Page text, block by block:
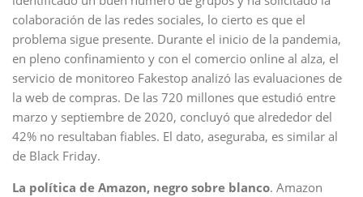
colaboración de las redes sociales, lo cierto es que el
problema sigue presente. Durante el inicio de la pandemia,
en pleno confinamiento y con el comercio online al alza, el
servicio de monitoreo Fakestop analizó las evaluaciones de
la web de compras. De las 720 millones que estudió entre
marzo y septiembre de 2020, concluyó que alrededor del
42% no resultaban fiables. El dato, aseguraba, es similar al
de Black Friday.
La política de Amazon, negro sobre blanco. Amazon